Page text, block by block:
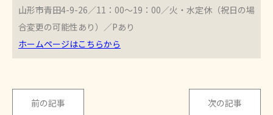
山形市青田4-9-26／11：00～19：00／火・水定休（祝日の場
合変更の可能性あり）／Pあり
ホームページはこちらから
前の記事 次の記事